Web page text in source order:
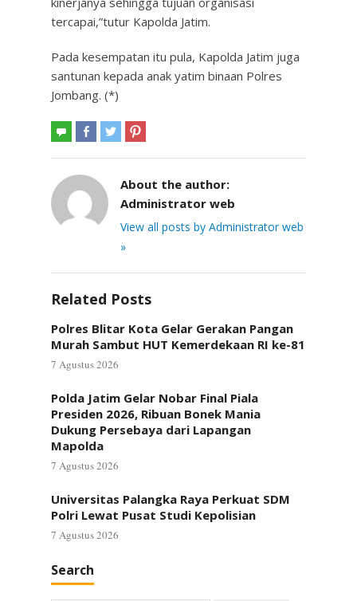
tercapai,”tutur Kapolda Jatim.
Pada kesempatan itu pula, Kapolda Jatim juga
santunan kepada anak yatim binaan Polres
Jombang. (*)
About the author:
Administrator web
View all posts by Administrator web
»
Related Posts
Polres Blitar Kota Gelar Gerakan Pangan
Murah Sambut HUT Kemerdekaan RI ke-81
7 Agustus 2026
Polda Jatim Gelar Nobar Final Piala
Presiden 2026, Ribuan Bonek Mania
Dukung Persebaya dari Lapangan
Mapolda
7 Agustus 2026
Universitas Palangka Raya Perkuat SDM
Polri Lewat Pusat Studi Kepolisian
7 Agustus 2026
Search